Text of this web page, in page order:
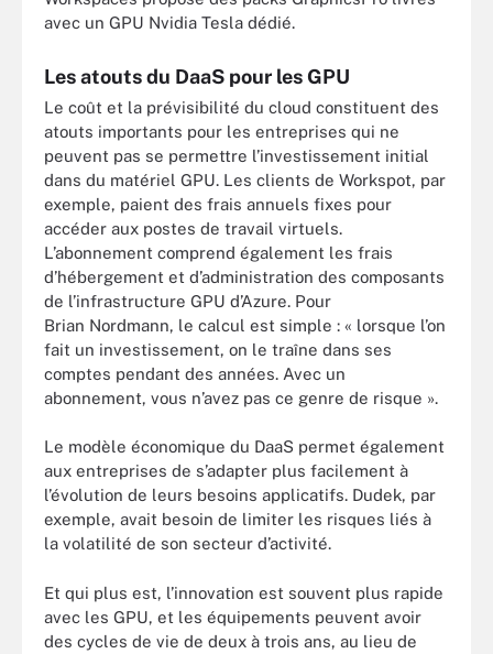
avec un GPU Nvidia Tesla dédié.
Les atouts du DaaS pour les GPU
Le coût et la prévisibilité du cloud constituent des
atouts importants pour les entreprises qui ne
peuvent pas se permettre l’investissement initial
dans du matériel GPU. Les clients de Workspot, par
exemple, paient des frais annuels fixes pour
accéder aux postes de travail virtuels.
L’abonnement comprend également les frais
d’hébergement et d’administration des composants
de l’infrastructure GPU d’Azure. Pour
Brian Nordmann, le calcul est simple : « lorsque l’on
fait un investissement, on le traîne dans ses
comptes pendant des années. Avec un
abonnement, vous n’avez pas ce genre de risque ».
Le modèle économique du DaaS permet également
aux entreprises de s’adapter plus facilement à
l’évolution de leurs besoins applicatifs. Dudek, par
exemple, avait besoin de limiter les risques liés à
la volatilité de son secteur d’activité.
Et qui plus est, l’innovation est souvent plus rapide
avec les GPU, et les équipements peuvent avoir
des cycles de vie de deux à trois ans, au lieu de